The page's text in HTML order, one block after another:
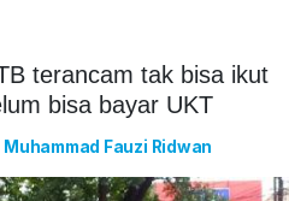
terancam tak bisa ikut
bisa bayar UKT
Muhammad Fauzi Ridwan